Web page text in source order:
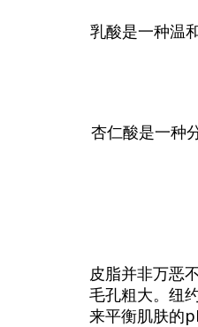
乳酸是一种温
杏仁酸是一种
皮脂并非万恶
毛孔粗大。纽
来平衡肌肤的